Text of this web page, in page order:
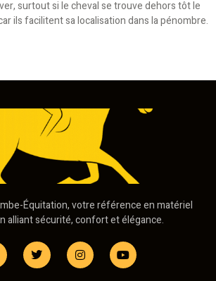
surtout si le cheval se trouve dehors tôt le
ils facilitent sa localisation dans la pénombre.
Équitation, votre référence en matériel
alliant sécurité, confort et élégance.